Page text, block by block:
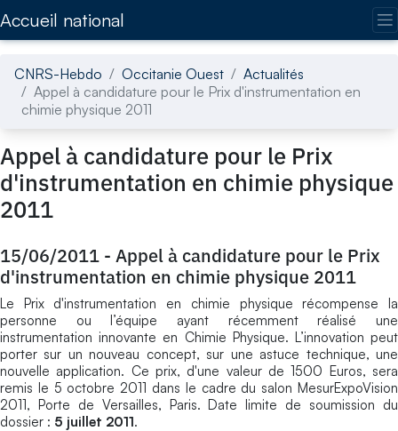
Accueil national
CNRS-Hebdo Occitanie Ouest
Actualités
Appel à candidature pour le Prix d'instrumentation en
chimie physique 2011
Appel à candidature pour le Prix
d'instrumentation en chimie physique
2011
15/06/2011 - Appel à candidature pour le Prix
d'instrumentation en chimie physique 2011
Le Prix d'instrumentation en chimie physique récompense la
personne ou l’équipe ayant récemment réalisé une
instrumentation innovante en Chimie Physique. L’innovation peut
porter sur un nouveau concept, sur une astuce technique, une
nouvelle application. Ce prix, d'une valeur de 1500 Euros, sera
remis le 5 octobre 2011 dans le cadre du salon MesurExpoVision
2011, Porte de Versailles, Paris. Date limite de soumission du
dossier : 5 juillet 2011.